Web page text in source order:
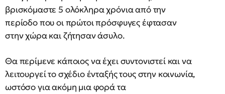
βρισκόμαστε 5 ολόκληρα χρόνια από την
περίοδο που οι πρώτοι πρόσφυγες έφτασαν
στην χώρα και ζήτησαν άσυλο.
Θα περίμενε κάποιος να έχει συντονιστεί και να
λειτουργεί το σχέδιο ένταξής τους στην κοινωνία,
ωστόσο για ακόμη μια φορά τα